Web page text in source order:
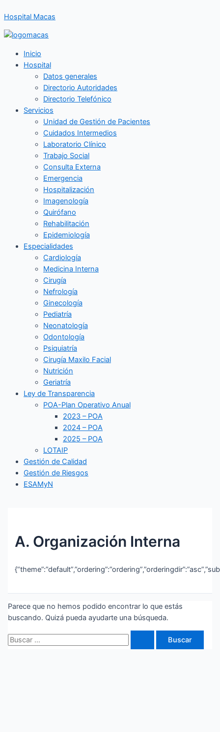
al
contenido
Hospital Macas
Inicio
Hospital
Datos generales
Directorio Autoridades
Directorio Telefónico
Servicios
Unidad de Gestión de Pacientes
Cuidados Intermedios
Laboratorio Clínico
Trabajo Social
Consulta Externa
Emergencia
Hospitalización
Imagenología
Quirófano
Rehabilitación
Epidemiología
Especialidades
Cardiología
Medicina Interna
Cirugía
Nefrología
Ginecología
Pediatría
Neonatología
Odontología
Psiquiatría
Cirugía Maxilo Facial
Nutrición
Geriatría
Ley de Transparencia
POA-Plan Operativo Anual
2023 – POA
2024 – POA
2025 – POA
LOTAIP
Gestión de Calidad
Gestión de Riesgos
ESAMyN
A. Organización Interna
Parece que no hemos podido encontrar lo que estás
buscando. Quizá pueda ayudarte una búsqueda.
Buscar
por: